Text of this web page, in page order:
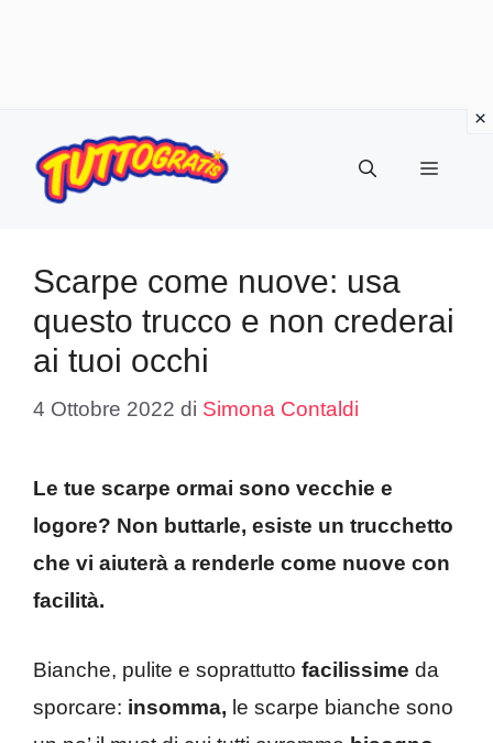
contenuto
Menu
Scarpe come nuove: usa
questo trucco e non crederai
ai tuoi occhi
4 Ottobre 2022 di Simona Contaldi
Le tue scarpe ormai sono vecchie e
logore? Non buttarle, esiste un trucchetto
che vi aiuterà a renderle come nuove con
facilità.
Bianche, pulite e soprattutto facilissime da
sporcare: insomma, le scarpe bianche sono